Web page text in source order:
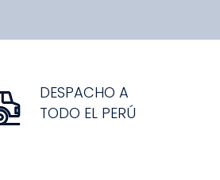
DESPACHO A
TODO EL PERÚ